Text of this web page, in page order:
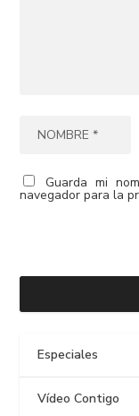
Guarda mi
navegador para la
Especiales
Vídeo Contigo